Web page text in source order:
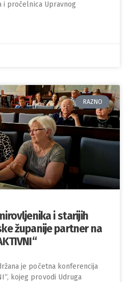
i pročelnica Upravnog
RAZNO
i starijih
županije partner na
je početna konferencija
kojeg provodi Udruga